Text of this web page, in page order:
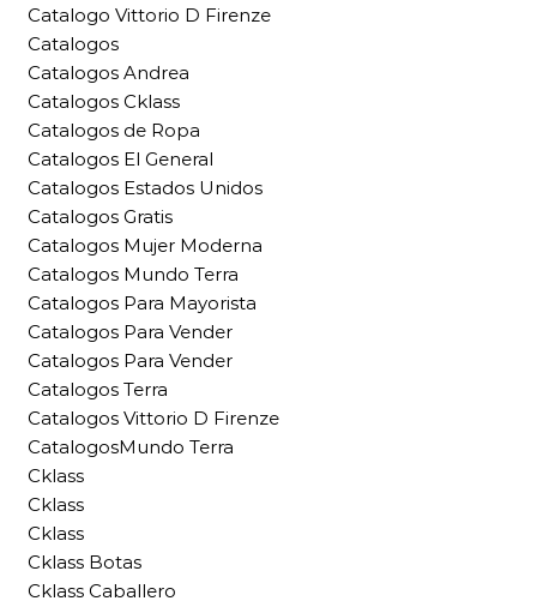
Catalogo Vittorio D Firenze
Catalogos
Catalogos Andrea
Catalogos Cklass
Catalogos de Ropa
Catalogos El General
Catalogos Estados Unidos
Catalogos Gratis
Catalogos Mujer Moderna
Catalogos Mundo Terra
Catalogos Para Mayorista
Catalogos Para Vender
Catalogos Para Vender
Catalogos Terra
Catalogos Vittorio D Firenze
CatalogosMundo Terra
Cklass
Cklass
Cklass
Cklass Botas
Cklass Caballero